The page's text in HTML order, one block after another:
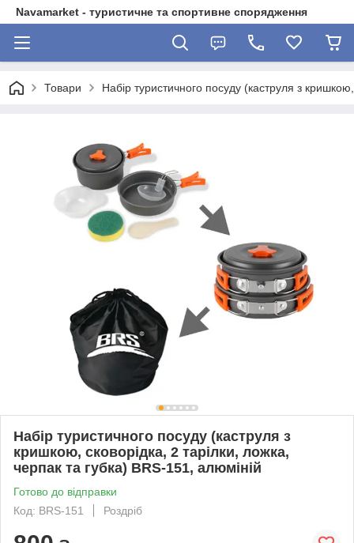
Navamarket - туристичне та спортивне спорядження
Товари Набір туристичного посуду (каструля з
Набір туристичного посуду (каструля з
кришкою, сковорідка, 2 тарілки, ложка,
черпак та губка) BRS-151, алюміній
Готово до відправки
Код: BRS-151
Роздріб